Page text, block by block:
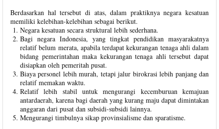
Berdasarkan hal tersebut di atas, dalam praktiknya negara kesatuan
memiliki kelebihan-kelebihan sebagai berikut.
Negara kesatuan secara struktural lebih sederhana.
Bagi negara Indonesia, yang tingkat pendidikan masyarakatnya
relatif belum merata, apabila terdapat kekurangan tenaga ahli dalam
bidang pemerintahan maka kekurangan tenaga ahli tersebut dapat
disiapkan oleh pemeritah pusat.
Biaya personel lebih murah, tetapi jalur birokrasi lebih panjang dan
relatif memakan waktu.
Relatif lebih stabil untuk mengurangi kecemburuan kemajuan
antardaerah, karena bagi daerah yang kurang maju dapat dimintakan
anggaran dari pusat dan subsidi-subsidi lainnya.
Mengurangi timbulnya sikap provinsialisme dan sparatisme.